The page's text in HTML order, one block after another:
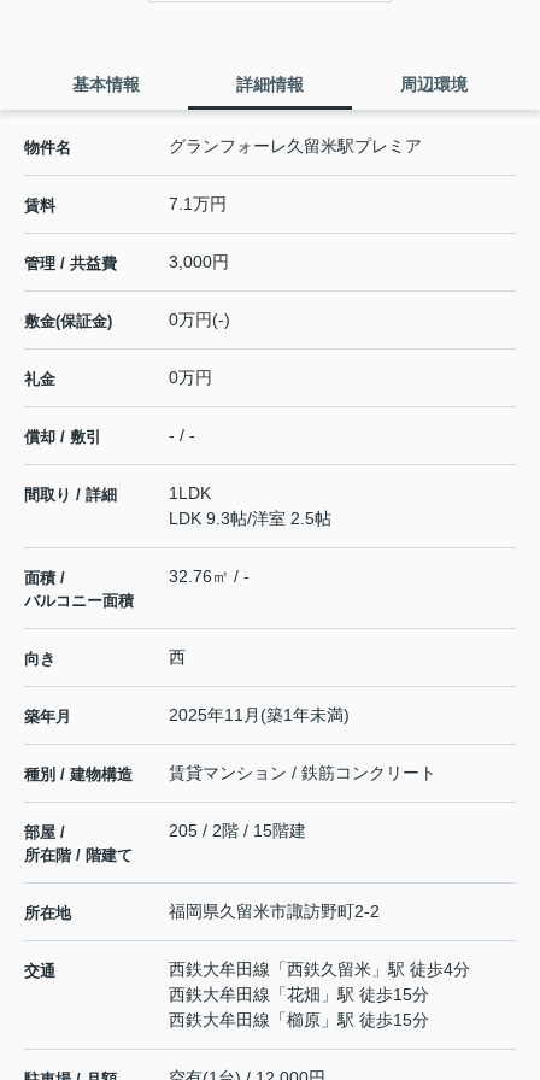
基本情報 詳細情報 周辺環境
物件名 グランフォーレ久留米駅プレミア
賃料 7.1万円
管理 / 共益費 3,000円
敷金(保証金) 0万円(-)
礼金 0万円
償却 / 敷引 - / -
間取り / 詳細
1LDK
LDK 9.3帖/洋室 2.5帖
面積 /
バルコニー面積
32.76㎡ / -
向き 西
築年月 2025年11月(築1年未満)
種別 / 建物構造 賃貸マンション / 鉄筋コンクリート
部屋 /
所在階 / 階建て
205 / 2階 / 15階建
所在地 福岡県久留米市諏訪野町2‐2
交通 西鉄大牟田線 「西鉄久留米 」駅 徒歩4分
西鉄大牟田線 「花畑 」駅 徒歩15分
西鉄大牟田線 「櫛原 」駅 徒歩15分